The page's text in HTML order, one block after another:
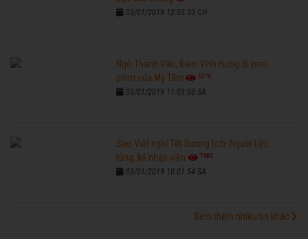
03/01/2019 12:03:33 CH
Ngô Thanh Vân, Đàm Vĩnh Hưng đi xem
phim của Mỹ Tâm
6270
03/01/2019 11:03:00 SA
Sao Việt nghỉ Tết Dương lịch: Người tiệc
tùng, kẻ nhập viện
7682
03/01/2019 10:01:54 SA
Xem thêm nhiều tin khác